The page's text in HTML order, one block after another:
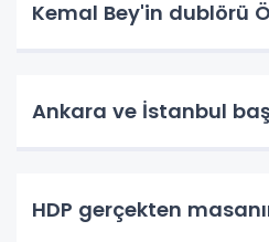
Kemal Bey'in dublörü
Ankara ve İstanbul
HDP gerçekten